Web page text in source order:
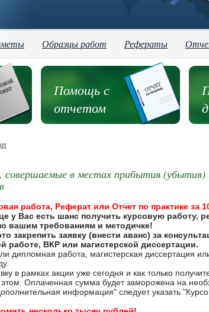
Образцы работ Рефераты
Помощь с
отчетом
совершаемые в местах прибытия (убытия)
работа, Реферат или Отчет по практике за
у Вас есть шанс получить курсовую работу,
вашим требованиям и методичке!
закрепить заявку (внести аванс) за
работе, ВКР или магистерской диссертации.
дипломная работа, магистерская диссертация
в рамках акции уже сегодня и как только
Оплаченная сумма будет заморожена на
информация" следует указать